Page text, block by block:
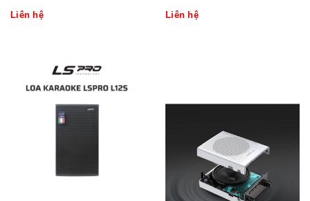
Liên hệ Liên hệ